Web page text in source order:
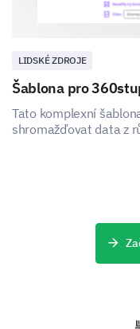
LIDSKÉ ZDROJE
Šablona pro
Tato komplexní
shromažďovat data z